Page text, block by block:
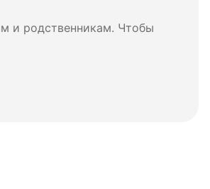
и родственникам. Чтобы